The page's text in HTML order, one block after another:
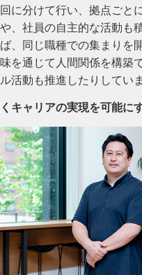
に分けて行い、拠点ごと
、社員の自主的な活動も
、同じ職種での集まりを
を通じて人間関係を構築
活動も推進したりしていま
キャリアの実現を可能に